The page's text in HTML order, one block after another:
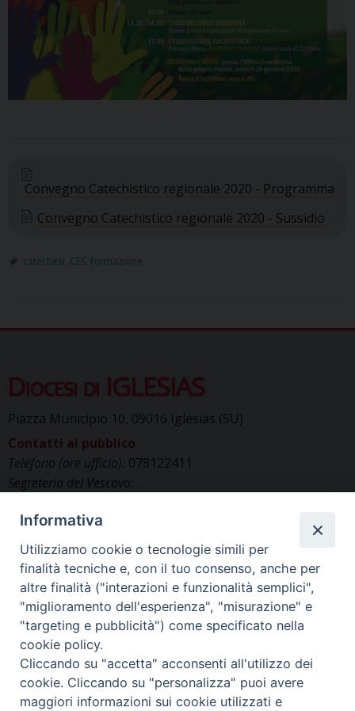
Convegno Catechistico regionale 2020 - Programma
Convegno Catechistico regionale 2020 - Sussidio
catechesi CES formazione
Diocesi di IGLESIAS
Piazza Municipio 10, 09016 Iglesias (SU)
Contatti al pubblico
Telefono (ore ufficio): 078122411
Segreteria del Vescovo:
Uffici di Curia:curia_iglesias@libero.it
Cancelleria (richiesta documenti):
canc.curia.iglesias@tiscali.it
Comunicazione & media (ufficio stampa):
ucs.iglesias@gmail.com
Informativa
Utilizziamo cookie o tecnologie simili per
finalità tecniche e, con il tuo consenso, anche per
altre finalità ("interazioni e funzionalità semplici",
"miglioramento dell'esperienza", "misurazione" e
"targeting e pubblicità") come specificato nella
cookie policy.
Cliccando su "accetta" acconsenti all'utilizzo dei
cookie. Cliccando su "personalizza" puoi avere
maggiori informazioni sui cookie utilizzati e